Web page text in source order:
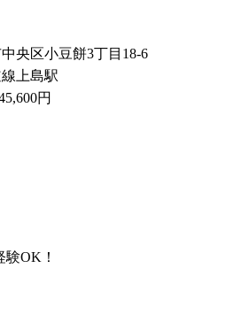
央区小豆餅3丁目18-6
上島駅
円
OK！